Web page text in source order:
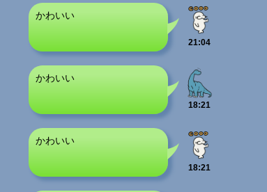
21:04
かわいい
18:21
かわいい
18:21
かわいい